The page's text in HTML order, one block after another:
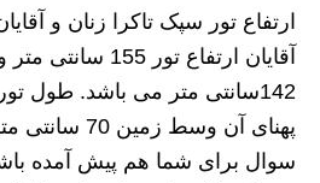
ارتفاع تور سپک تاکرا زنان و
آقایان ارتفاع تور
پهنای آن وسط
سوال برای شما هم پیش آمده